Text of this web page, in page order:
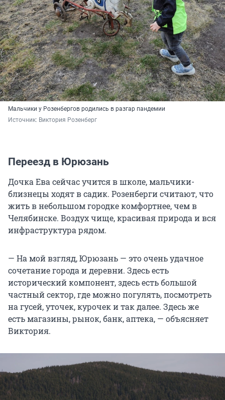
Мальчики у Розенбергов родились в разгар пандемии
Источник: Виктория Розенберг
Переезд в Юрюзань
Дочка Ева сейчас учится в школе, мальчики-
близнецы ходят в садик. Розенберги считают, что
жить в небольшом городке комфортнее, чем в
Челябинске. Воздух чище, красивая природа и вся
инфраструктура рядом.
— На мой взгляд, Юрюзань — это очень удачное
сочетание города и деревни. Здесь есть
исторический компонент, здесь есть большой
частный сектор, где можно погулять, посмотреть
на гусей, уточек, курочек и так далее. Здесь же
есть магазины, рынок, банк, аптека, — объясняет
Виктория.